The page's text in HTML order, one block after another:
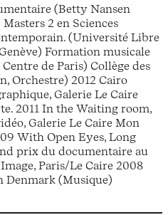
(Betty Nansen
2 en Sciences
(Université Libre
Formation musicale
de Paris) Collège des
Orchestre) 2012 Cairo
Galerie Le Caire
2011 In the Waiting room,
Galerie Le Caire Mon
With Open Eyes, Long
prix du documentaire au
Paris/Le Caire 2008
Denmark (Musique)